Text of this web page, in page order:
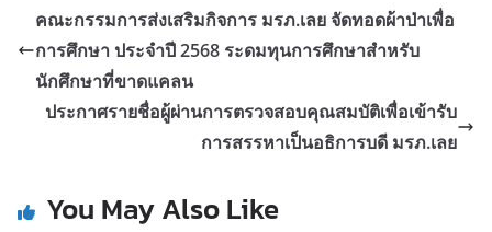
คณะกรรมการส่งเสริมกิจการ มรภ.เลย จัดทอดผ้าป่าเพื่อ
การศึกษา ประจำปี 2568 ระดมทุนการศึกษาสำหรับ
นักศึกษาที่ขาดแคลน
ประกาศรายชื่อผู้ผ่านการตรวจสอบคุณสมบัติเพื่อเข้ารับ
การสรรหาเป็นอธิการบดี มรภ.เลย
You May Also Like